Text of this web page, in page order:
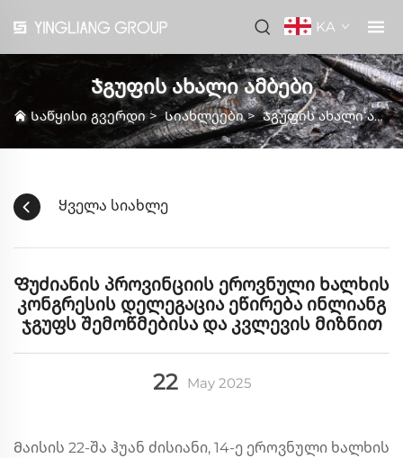
KA
Ჯგუფის ახალი ამბები
Საწყისი გვერდი>Სიახლეები>Ჯგუფის ახალი ამბები
Ყველა სიახლე
Ფუძიანის პროვინციის ეროვნული ხალხის
კონგრესის დელეგაცია ეწირება ინლიანგ
ჯგუფს შემოწმებისა და კვლევის მიზნით
22 May 2025
Მაისის 22-შა ჰუან ძისიანი, 14-ე ეროვნული ხალხის